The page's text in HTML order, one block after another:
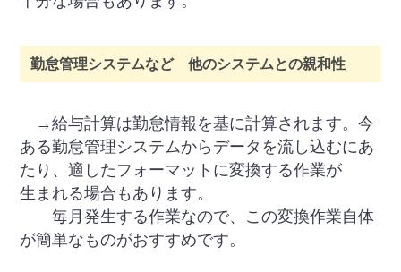
勤怠管理システムなど 他のシステムとの親和性
→給与計算は勤怠情報を基に計算されます。今
ある勤怠管理システムからデータを流し込むにあ
たり、適したフォーマットに変換する作業が
生まれる場合もあります。
毎月発生する作業なので、この変換作業自体
が簡単なものがおすすめです。